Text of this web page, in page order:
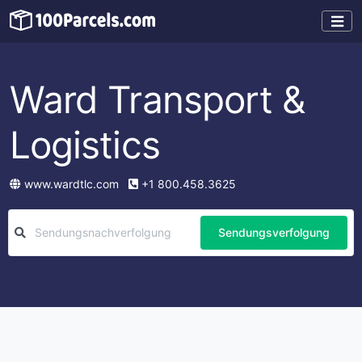
Ward Transport &
Logistics
www.wardtlc.com +1 800.458.3625
Sendungsverfolgung